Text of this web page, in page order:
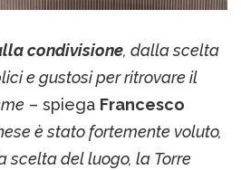
condivisione, dalla scelta
e gustosi per ritrovare il
– spiega Francesco
è stato fortemente voluto,
scelta del luogo, la Torre